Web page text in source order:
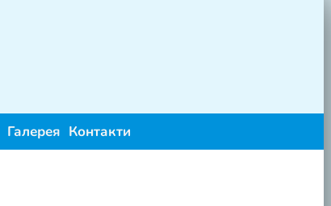
Галерея Контакти